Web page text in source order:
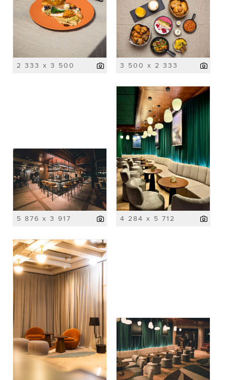
2 333 x 3 500 3 500 x 2 333
5 876 x 3 917 4 284 x 5 712